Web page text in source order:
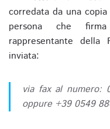
corredata da una
persona che
rappresentante della
inviata:
via fax al numero:
oppure +39 0549